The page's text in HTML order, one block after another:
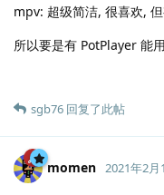
mpv: 超级简洁, 很喜欢,
所以要是有 PotPlayer 能
sgb76 回复了此帖
momen 2021年2月